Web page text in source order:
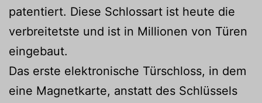
patentiert. Diese Schlossart ist heute die
verbreitetste und ist in Millionen von Türen
eingebaut.
Das erste elektronische Türschloss, in dem
eine Magnetkarte, anstatt des Schlüssels